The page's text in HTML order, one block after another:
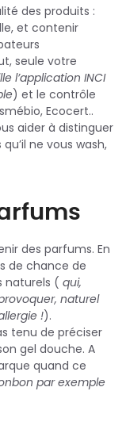
des produits :
et contenir
seule votre
l’application INCI
) et le contrôle
Ecocert..
aider à distinguer
ne vous wash,
des parfums. En
de chance de
naturels ( qui,
naturel
!).
tenu de préciser
gel douche. A
quand ce
par exemple